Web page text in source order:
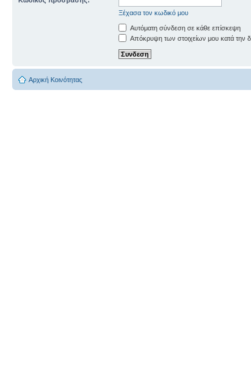
Ξέχασα τον κωδικό μου
Αυτόματη σύνδεση σε κάθε επίσκεψη
Απόκρυψη των στοιχείων μου κατά την
Αρχική Κοινότητας